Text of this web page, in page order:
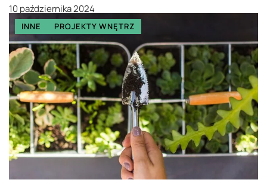
10 października 2024
INNE PROJEKTY WNĘTRZ